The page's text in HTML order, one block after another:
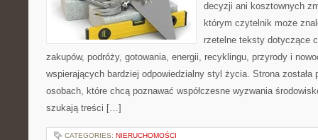
decyzji ani kosztownych
którym czytelnik może
rzetelne teksty dotyczące
zakupów, podróży, gotowania, energii, recyklingu, przyrody i
wspierających bardziej odpowiedzialny styl życia. Strona została
osobach, które chcą poznawać współczesne wyzwania
szukają treści […]
CATEGORIES: NIERUCHOMOŚCI